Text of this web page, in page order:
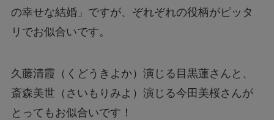
の幸せな結婚」ですが、ぞれぞれの役柄がピッタ
リでお似合いです。
久藤清霞（くどうきよか）演じる目黒蓮さんと、
斎森美世（さいもりみよ）演じる今田美桜さんが
とってもお似合いです！